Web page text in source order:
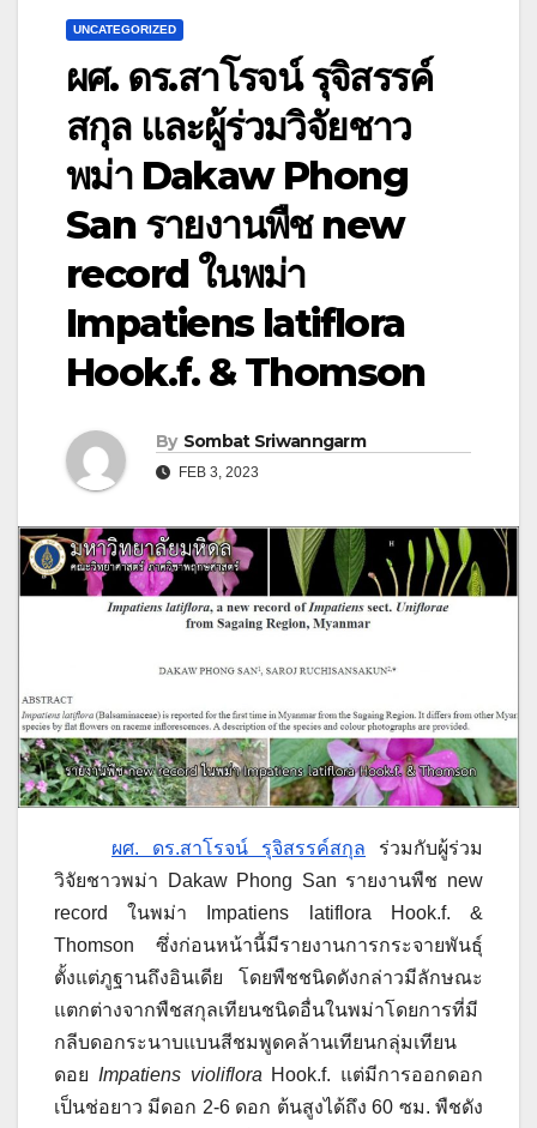
UNCATEGORIZED
ผศ. ดร.สาโรจน์ รุจิสรรค์
สกุล และผู้ร่วมวิจัยชาว
พม่า Dakaw Phong
San รายงานพืช new
record ในพม่า
Impatiens latiflora
Hook.f. & Thomson
By Sombat Sriwanngarm
FEB 3, 2023
ผศ. ดร.สาโรจน์ รุจิสรรค์สกุล ร่วมกับผู้ร่วม
วิจัยชาวพม่า Dakaw Phong San รายงานพืช new
record ในพม่า Impatiens latiflora Hook.f. &
Thomson ซึ่งก่อนหน้านี้มีรายงานการกระจายพันธุ์
ตั้งแต่ภูฐานถึงอินเดีย โดยพืชชนิดดังกล่าวมีลักษณะ
แตกต่างจากพืชสกุลเทียนชนิดอื่นในพม่าโดยการที่มี
กลีบดอกระนาบแบนสีชมพูดคล้านเทียนกลุ่มเทียน
ดอย Impatiens violiflora Hook.f. แต่มีการออกดอก
เป็นช่อยาว มีดอก 2-6 ดอก ต้นสูงได้ถึง 60 ซม. พืชดัง